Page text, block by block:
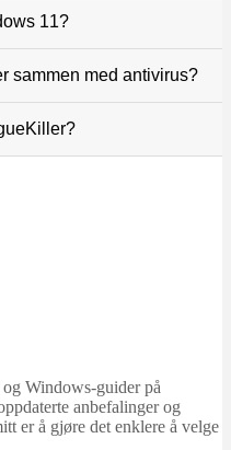
skjulte infeksjoner.
11?
11, hvor det kørte
sammen med antivirus?
siden av ditt vanlige
full skanning som
Da får du best
hvis du trenger det.
Windows-guider på
anbefalinger og
er å gjøre det enklere å velge